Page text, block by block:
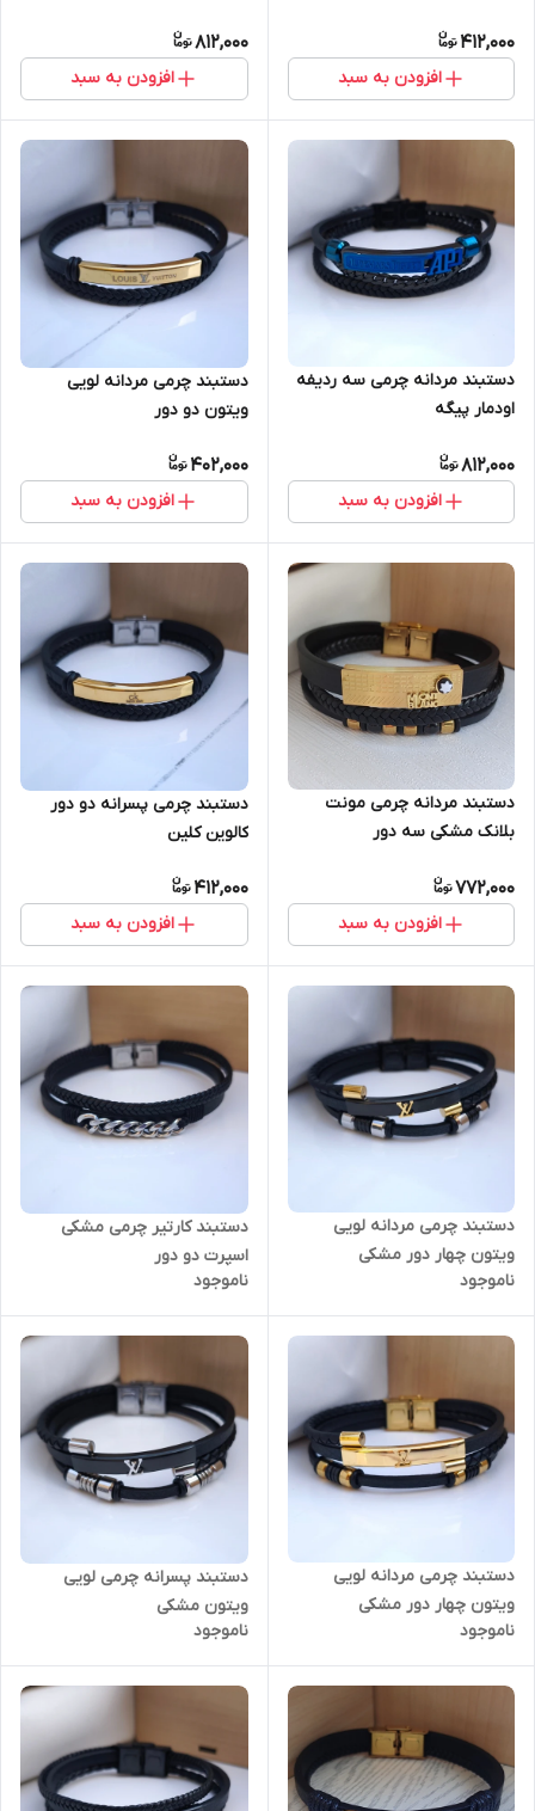
412,000
افزودن به سبد
812,000
افزودن به سبد
دستبند مردانه چرمی سه ردیفه
اودمار پیگه
812,000
افزودن به سبد
دستبند چرمی مردانه لویی
ویتون دو دور
402,000
افزودن به سبد
دستبند مردانه چرمی مونت
بلانک مشکی سه دور
772,000
افزودن به سبد
دستبند چرمی پسرانه دو دور
کالوین کلین
412,000
افزودن به سبد
دستبند چرمی مردانه لویی
ویتون چهار دور مشکی
ناموجود
دستبند کارتیر چرمی مشکی
اسپرت دو دور
ناموجود
دستبند چرمی مردانه لویی
ویتون چهار دور مشکی
ناموجود
دستبند پسرانه چرمی لویی
ویتون مشکی
ناموجود